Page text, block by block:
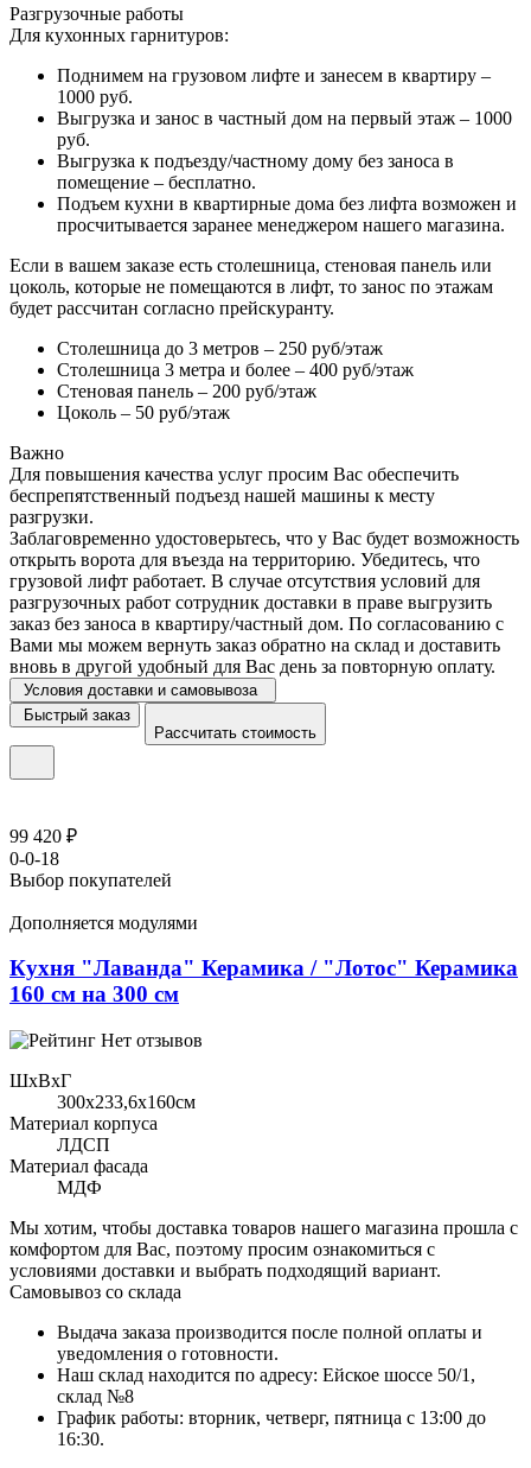
Разгрузочные работы
Для кухонных гарнитуров:
Поднимем на грузовом лифте и занесем в квартиру –
1000 руб.
Выгрузка и занос в частный дом на первый этаж – 1000
руб.
Выгрузка к подъезду/частному дому без заноса в
помещение – бесплатно.
Подъем кухни в квартирные дома без лифта возможен и
просчитывается заранее менеджером нашего магазина.
Если в вашем заказе есть столешница, стеновая панель или
цоколь, которые не помещаются в лифт, то занос по этажам
будет рассчитан согласно прейскуранту.
Столешница до 3 метров – 250 руб/этаж
Столешница 3 метра и более – 400 руб/этаж
Стеновая панель – 200 руб/этаж
Цоколь – 50 руб/этаж
Важно
Для повышения качества услуг просим Вас обеспечить
беспрепятственный подъезд нашей машины к месту
разгрузки.
Заблаговременно удостоверьтесь, что у Вас будет возможность
открыть ворота для въезда на территорию. Убедитесь, что
грузовой лифт работает. В случае отсутствия условий для
разгрузочных работ сотрудник доставки в праве выгрузить
заказ без заноса в квартиру/частный дом. По согласованию с
Вами мы можем вернуть заказ обратно на склад и доставить
вновь в другой удобный для Вас день за повторную оплату.
Условия доставки и самовывоза
Быстрый заказ
Рассчитать стоимость
99 420 ₽
0-0-18
Выбор покупателей
Дополняется модулями
Кухня "Лаванда" Керамика / "Лотос" Керамика
160 см на 300 см
Нет отзывов
ШхВхГ
300x233,6х160см
Материал корпуса
ЛДСП
Материал фасада
МДФ
Мы хотим, чтобы доставка товаров нашего магазина прошла с
комфортом для Вас, поэтому просим ознакомиться с
условиями доставки и выбрать подходящий вариант.
Самовывоз со склада
Выдача заказа производится после полной оплаты и
уведомления о готовности.
Наш склад находится по адресу: Ейское шоссе 50/1,
склад №8
График работы: вторник, четверг, пятница с 13:00 до
16:30.